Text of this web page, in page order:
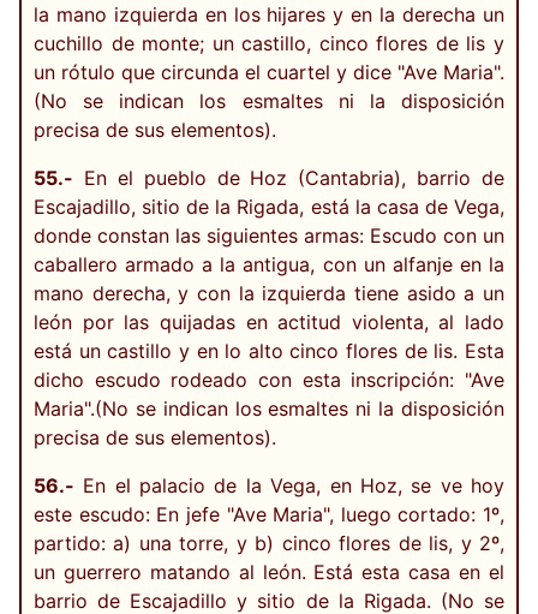
la mano izquierda en los hijares y en la derecha un
cuchillo de monte; un castillo, cinco flores de lis y
un rótulo que circunda el cuartel y dice "Ave Maria".
(No se indican los esmaltes ni la disposición
precisa de sus elementos).
55.- En el pueblo de Hoz (Cantabria), barrio de
Escajadillo, sitio de la Rigada, está la casa de Vega,
donde constan las siguientes armas: Escudo con un
caballero armado a la antigua, con un alfanje en la
mano derecha, y con la izquierda tiene asido a un
león por las quijadas en actitud violenta, al lado
está un castillo y en lo alto cinco flores de lis. Esta
dicho escudo rodeado con esta inscripción: "Ave
Maria".(No se indican los esmaltes ni la disposición
precisa de sus elementos).
56.- En el palacio de la Vega, en Hoz, se ve hoy
este escudo: En jefe "Ave Maria", luego cortado: 1º,
partido: a) una torre, y b) cinco flores de lis, y 2º,
un guerrero matando al león. Está esta casa en el
barrio de Escajadillo y sitio de la Rigada. (No se